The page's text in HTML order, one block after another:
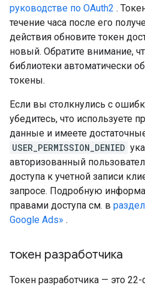
руководстве по OAuth2 .
течение часа после его
действия обновите токен
новый. Обратите внимание,
библиотеки автоматически
токены.
Если вы столкнулись с
убедитесь, что используете
данные и имеете
USER_PERMISSION_DENIED
авторизованный
доступа к учетной записи
запросе. Подробную
правами доступа см. в
Google Ads» .
токен разработчика
Токен разработчика — это